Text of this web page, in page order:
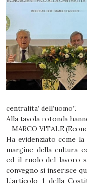
centralita’ dell’uomo”.
Alla tavola rotonda
- MARCO VITALE
Ha evidenziato come
margine della cultura
ed il ruolo del lavoro
convegno si inserisce
L’articolo 1 della